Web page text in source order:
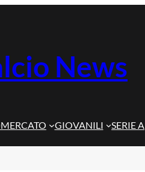
News
GIOVANILI SERIE A